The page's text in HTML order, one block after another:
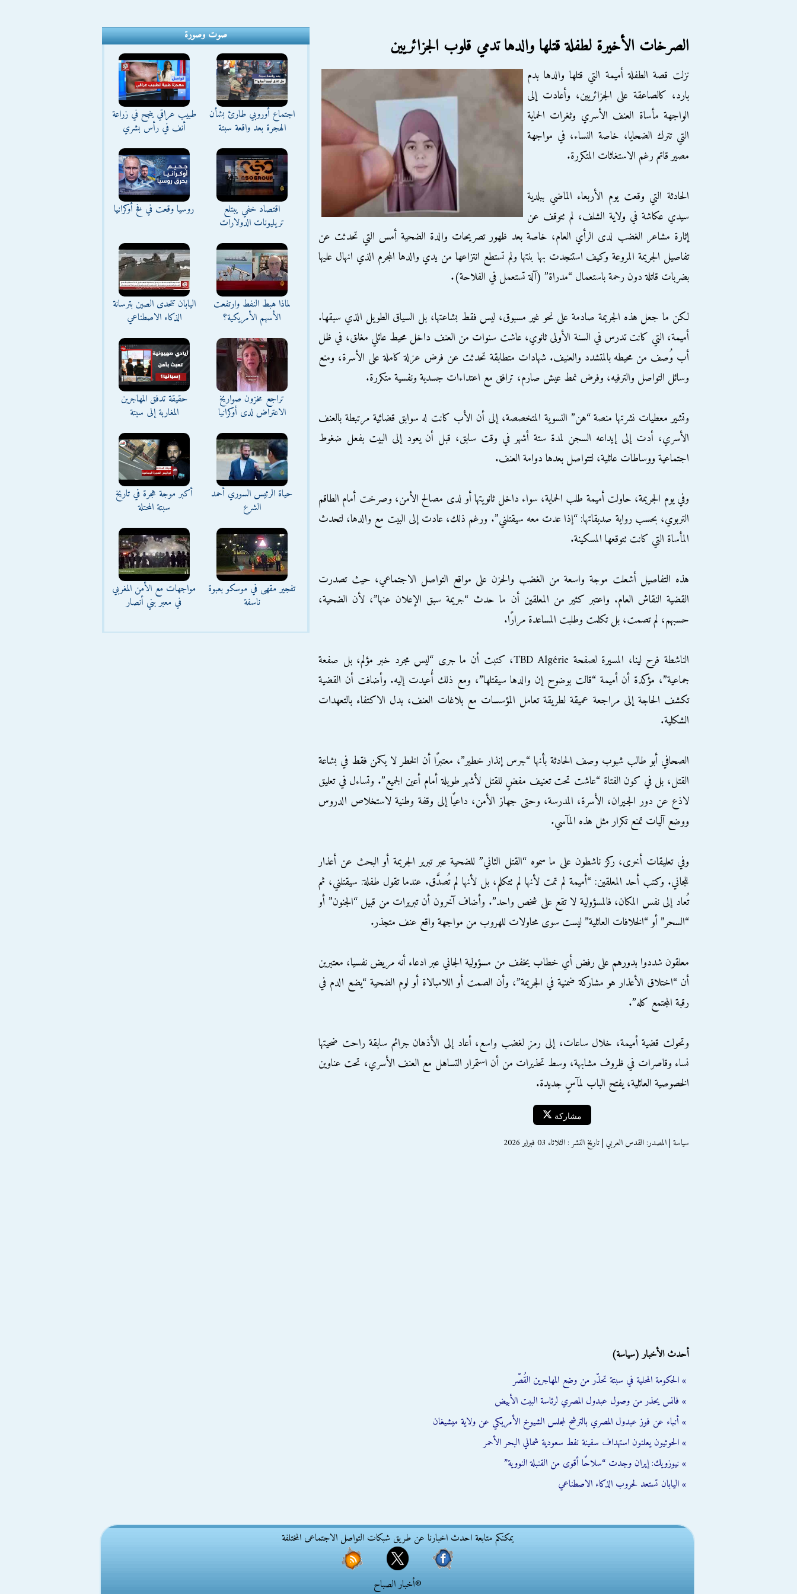
الصرخات الأخيرة لطفلة قتلها والدها تدمي قلوب الجزائريين
نزلت قصة الطفلة أميمة التي قتلها والدها بدم
بارد، كالصاعقة على الجزائريين، وأعادت إلى
الواجهة مأساة العنف الأسري وثغرات الحماية
التي تترك الضحايا، خاصة النساء، في مواجهة
مصير قاتم رغم الاستغاثات المتكررة.
الحادثة التي وقعت يوم الأربعاء الماضي ببلدية
سيدي عكاشة في ولاية الشلف، لم تتوقف عن
إثارة مشاعر الغضب لدى الرأي العام، خاصة بعد ظهور تصريحات والدة الضحية أمس التي تحدثت عن
تفاصيل الجريمة المروعة وكيف استنجدت بها بنتها ولم تستطع انتزاعها من يدي والدها المجرم الذي انهال عليها
بضربات قاتلة دون رحمة باستعمال “مدراة” (آلة تستعمل في الفلاحة).
لكن ما جعل هذه الجريمة صادمة على نحو غير مسبوق، ليس فقط بشاعتها، بل السياق الطويل الذي سبقها.
أميمة، التي كانت تدرس في السنة الأولى ثانوي، عاشت سنوات من العنف داخل محيط عائلي مغلق، في ظل
أب وُصف من محيطه بالمتشدد والعنيف. شهادات متطابقة تحدثت عن فرض عزلة كاملة على الأسرة، ومنع
وسائل التواصل والترفيه، وفرض نمط عيش صارم، ترافق مع اعتداءات جسدية ونفسية متكررة.
وتشير معطيات نشرتها منصة “هن” النسوية المتخصصة، إلى أن الأب كانت له سوابق قضائية مرتبطة بالعنف
الأسري، أدت إلى إيداعه السجن لمدة ستة أشهر في وقت سابق، قبل أن يعود إلى البيت بفعل ضغوط
اجتماعية ووساطات عائلية، لتتواصل بعدها دوامة العنف.
وفي يوم الجريمة، حاولت أميمة طلب الحماية، سواء داخل ثانويتها أو لدى مصالح الأمن، وصرخت أمام الطاقم
التربوي، بحسب رواية صديقاتها: “إذا عدت معه سيقتلني”. ورغم ذلك، عادت إلى البيت مع والدها، لتحدث
المأساة التي كانت تتوقعها المسكينة.
هذه التفاصيل أشعلت موجة واسعة من الغضب والحزن على مواقع التواصل الاجتماعي، حيث تصدرت
القضية النقاش العام. واعتبر كثير من المعلقين أن ما حدث “جريمة سبق الإعلان عنها”، لأن الضحية،
حسبهم، لم تصمت، بل تكلمت وطلبت المساعدة مرارًا.
الناشطة فرح لينا، المسيرة لصفحة TBD Algérie، كتبت أن ما جرى “ليس مجرد خبر مؤلم، بل صفعة
جماعية”، مؤكدة أن أميمة “قالت بوضوح إن والدها سيقتلها”، ومع ذلك أُعيدت إليه. وأضافت أن القضية
تكشف الحاجة إلى مراجعة عميقة لطريقة تعامل المؤسسات مع بلاغات العنف، بدل الاكتفاء بالتعهدات
الشكلية.
الصحافي أبو طالب شبوب وصف الحادثة بأنها “جرس إنذار خطير”، معتبرًا أن الخطر لا يكمن فقط في بشاعة
القتل، بل في كون الفتاة “عاشت تحت تعنيف مفضٍ للقتل لأشهر طويلة أمام أعين الجميع”. وتساءل في تعليق
لاذع عن دور الجيران، الأسرة، المدرسة، وحتى جهاز الأمن، داعيًا إلى وقفة وطنية لاستخلاص الدروس
ووضع آليات تمنع تكرار مثل هذه المآسي.
وفي تعليقات أخرى، ركز ناشطون على ما سموه “القتل الثاني” للضحية عبر تبرير الجريمة أو البحث عن أعذار
للجاني. وكتب أحد المعلقين: “أميمة لم تمت لأنها لم تتكلم، بل لأنها لم تُصدَّق. عندما تقول طفلة: سيقتلني، ثم
تُعاد إلى نفس المكان، فالمسؤولية لا تقع على شخص واحد”. وأضاف آخرون أن تبريرات من قبيل “الجنون” أو
“السحر” أو “الخلافات العائلية” ليست سوى محاولات للهروب من مواجهة واقع عنف متجذر.
معلقون شددوا بدورهم على رفض أي خطاب يخفف من مسؤولية الجاني عبر ادعاء أنه مريض نفسيا، معتبرين
أن “اختلاق الأعذار هو مشاركة ضمنية في الجريمة”، وأن الصمت أو اللامبالاة أو لوم الضحية “يضع الدم في
رقبة المجتمع كله”.
وتحولت قضية أميمة، خلال ساعات، إلى رمز لغضب واسع، أعاد إلى الأذهان جرائم سابقة راحت ضحيتها
نساء وقاصرات في ظروف مشابهة، وسط تحذيرات من أن استمرار التساهل مع العنف الأسري، تحت عناوين
الخصوصية العائلية، يفتح الباب لمآسٍ جديدة.
مشاركة
سياسة | المصدر: القدس العربي | تاريخ النشر : الثلاثاء 03 فبراير 2026
أحدث الأخبار (سياسة)
» الحكومة المحلية في سبتة تحذّر من وضع المهاجرين القُصّر
» فانس يحذر من وصول عبدول المصري لرئاسة البيت الأبيض
» أنباء عن فوز عبدول المصري بالترشح لمجلس الشيوخ الأمريكي عن ولاية ميشيغان
» الحوثيون يعلنون استهداف سفينة نفط سعودية شمالي البحر الأحمر
» نيوزويك: إيران وجدت “سلاحًا أقوى من القنبلة النووية”
» اليابان تستعد لحروب الذكاء الاصطناعي
صوت وصورة
اجتماع أوروبي طارئ بشأن
الهجرة بعد واقعة سبتة
طبيب عراقي ينجح في زراعة
أنف في رأس بشري
اقتصاد خفي يبتلع
تريليونات الدولارات
روسيا وقعت في فخ أوكرانيا
لماذا هبط النفط وارتفعت
الأسهم الأمريكية؟
اليابان تتحدى الصين بترسانة
الذكاء الاصطناعي
تراجع مخزون صواريخ
الاعتراض لدى أوكرانيا
حقيقة تدفق المهاجرين
المغاربة إلى سبتة
حياة الرئيس السوري أحمد
الشرع
أكبر موجة هجرة في تاريخ
سبتة المحتلة
تفجير مقهى في موسكو بعبوة
ناسفة
مواجهات مع الأمن المغربي
في معبر بني أنصار
يمكنكم متابعة احدث اخبارنا عن طريق شبكات التواصل الاجتماعى المختلفة
®أخبار الصباح